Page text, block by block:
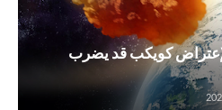
كويكب قد يضرب